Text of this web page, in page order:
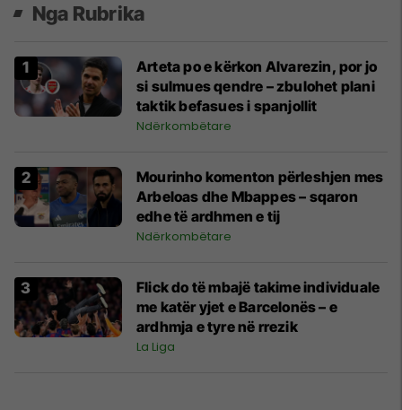
Nga Rubrika
Arteta po e kërkon Alvarezin, por jo
si sulmues qendre – zbulohet plani
taktik befasues i spanjollit
Ndërkombëtare
Mourinho komenton përleshjen mes
Arbeloas dhe Mbappes – sqaron
edhe të ardhmen e tij
Ndërkombëtare
Flick do të mbajë takime individuale
me katër yjet e Barcelonës – e
ardhmja e tyre në rrezik
La Liga